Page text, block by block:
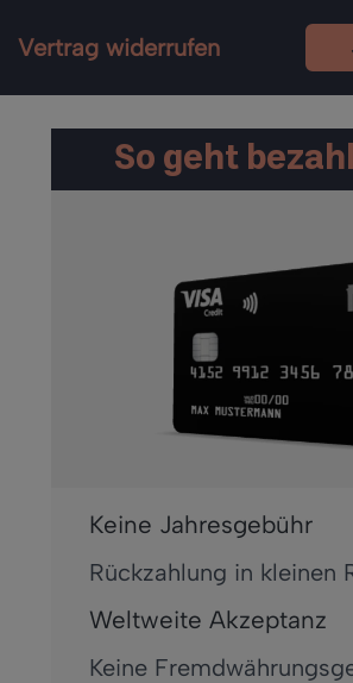
Vertrag widerrufen
So geht
Keine Jahresgebühr
Rückzahlung in kleinen
Weltweite Akzeptanz
Keine